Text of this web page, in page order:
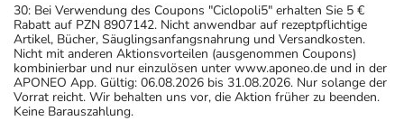
30: Bei Verwendung des Coupons "Ciclopoli5" erhalten Sie 5 €
Rabatt auf PZN 8907142. Nicht anwendbar auf rezeptpflichtige
Artikel, Bücher, Säuglingsanfangsnahrung und Versandkosten.
Nicht mit anderen Aktionsvorteilen (ausgenommen Coupons)
kombinierbar und nur einzulösen unter www.aponeo.de und in der
APONEO App. Gültig: 06.08.2026 bis 31.08.2026. Nur solange der
Vorrat reicht. Wir behalten uns vor, die Aktion früher zu beenden.
Keine Barauszahlung.